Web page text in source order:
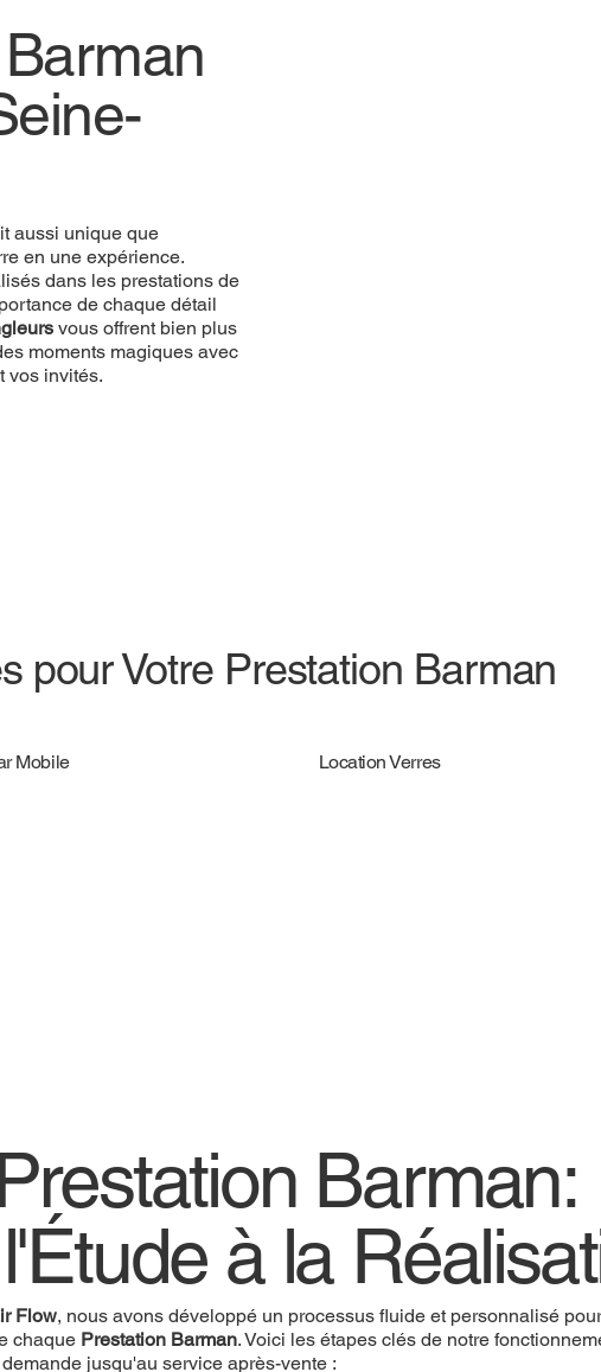
que mémorable,
Depuis plus de dix ans,
de bar haut de gamme, et
pour cette journée
plus qu’un simple
avec des
invités.
aussi unique que
en une expérience.
dans les prestations de
de chaque détail
vous offrent bien plus
moments magiques avec
vos invités.
pour Votre Prestation Barman
Mobile Location Verres
Barman:
à la
Flow, nous avons développé un processus fluide et personnalisé
chaque Prestation Barman. Voici les étapes clés de notre
jusqu'au service après-vente :